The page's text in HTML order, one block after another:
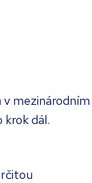
v
dál.